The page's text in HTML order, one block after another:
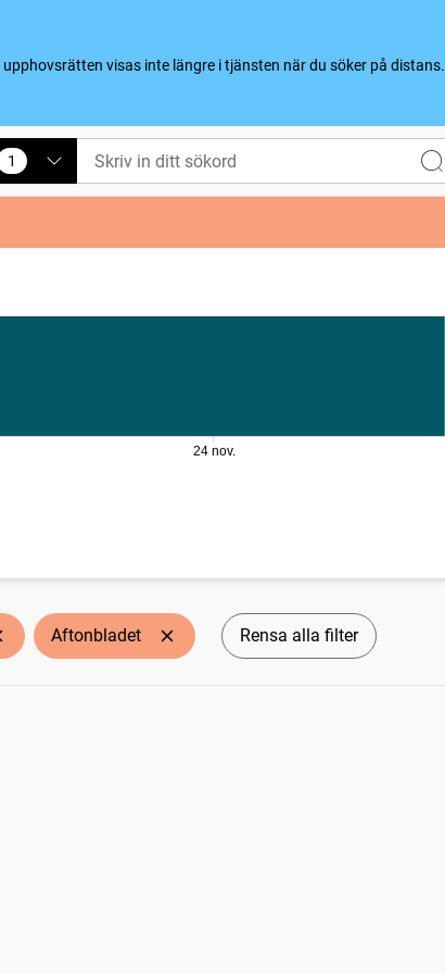
visas inte längre i tjänsten när du söker på distans.
1
vald
24 nov.
Aftonbladet Rensa alla filter